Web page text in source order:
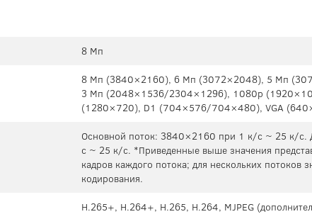
8 Мп
8 Мп (3840×2160), 6 Мп (3072×2048), 5 Мп
3 Мп (2048×1536/2304×1296), 1080р
(1280×720), D1 (704×576/704×480), VGA
Основной поток: 3840×2160 при 1 к/с ~ 25 к/
с ~ 25 к/с. *Приведенные выше значения
кадров каждого потока; для нескольких потоков
кодирования.
H.265+, H.264+, H.265, H.264, MJPEG